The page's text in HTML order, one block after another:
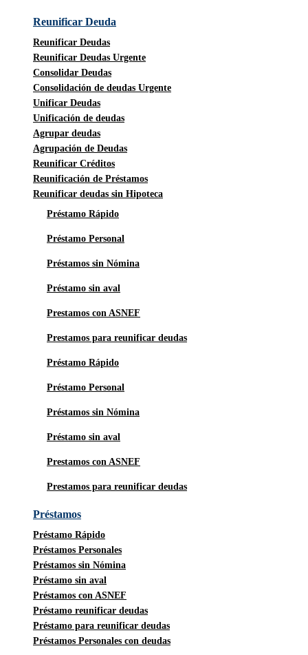
Reunificar Deuda
Reunificar Deudas
Reunificar Deudas Urgente
Consolidar Deudas
Consolidación de deudas Urgente
Unificar Deudas
Unificación de deudas
Agrupar deudas
Agrupación de Deudas
Reunificar Créditos
Reunificación de Préstamos
Reunificar deudas sin Hipoteca
Préstamo Rápido
Préstamo Personal
Préstamos sin Nómina
Préstamo sin aval
Prestamos con ASNEF
Prestamos para reunificar deudas
Préstamo Rápido
Préstamo Personal
Préstamos sin Nómina
Préstamo sin aval
Prestamos con ASNEF
Prestamos para reunificar deudas
Préstamos
Préstamo Rápido
Préstamos Personales
Préstamos sin Nómina
Préstamo sin aval
Préstamos con ASNEF
Préstamo reunificar deudas
Préstamo para reunificar deudas
Préstamos Personales con deudas